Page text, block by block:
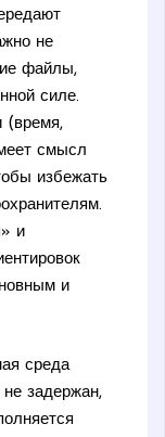
не
файлы,
силе.
(время,
смысл
избежать
и
и
среда
задержан,